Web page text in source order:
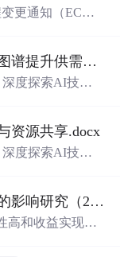
更通知（EC
测通道应用基于
退化，从而更准
测量不准确性。
不变。; 适合
程师，尤其是
配精准度？.docx
度探索AI技术
新与产业创新
资源共享.docx
度探索AI技术
新与产业创新耐心资本对企业持续性创新投入的影响研究（2010-2024年）
高和收益实现滞